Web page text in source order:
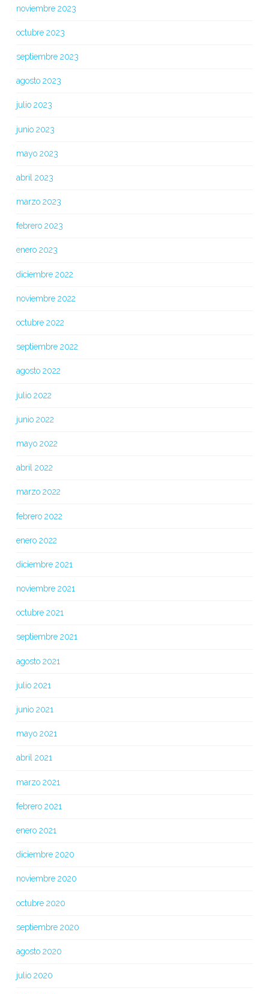
noviembre 2023
octubre 2023
septiembre 2023
agosto 2023
julio 2023
junio 2023
mayo 2023
abril 2023
marzo 2023
febrero 2023
enero 2023
diciembre 2022
noviembre 2022
octubre 2022
septiembre 2022
agosto 2022
julio 2022
junio 2022
mayo 2022
abril 2022
marzo 2022
febrero 2022
enero 2022
diciembre 2021
noviembre 2021
octubre 2021
septiembre 2021
agosto 2021
julio 2021
junio 2021
mayo 2021
abril 2021
marzo 2021
febrero 2021
enero 2021
diciembre 2020
noviembre 2020
octubre 2020
septiembre 2020
agosto 2020
julio 2020